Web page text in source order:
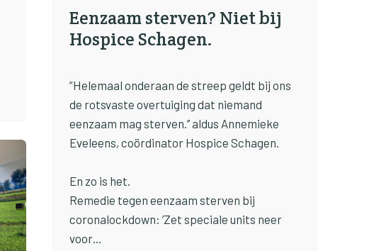
Eenzaam sterven? Niet bij
Hospice Schagen.
”Helemaal onderaan de streep geldt bij ons
de rotsvaste overtuiging dat niemand
eenzaam mag sterven.’’ aldus Annemieke
Eveleens, coördinator Hospice Schagen.
En zo is het.
Remedie tegen eenzaam sterven bij
coronalockdown: ’Zet speciale units neer
voor…